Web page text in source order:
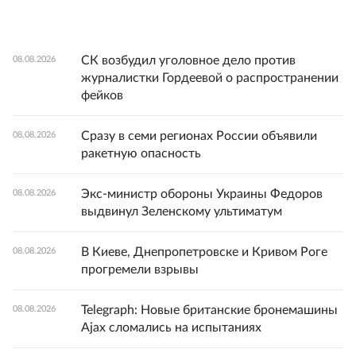
08.08.2026
СК возбудил уголовное дело против
журналистки Гордеевой о распространении
фейков
08.08.2026
Сразу в семи регионах России объявили
ракетную опасность
08.08.2026
Экс-министр обороны Украины Федоров
выдвинул Зеленскому ультиматум
08.08.2026
В Киеве, Днепропетровске и Кривом Роге
прогремели взрывы
08.08.2026
Telegraph: Новые британские бронемашины
Ajax сломались на испытаниях